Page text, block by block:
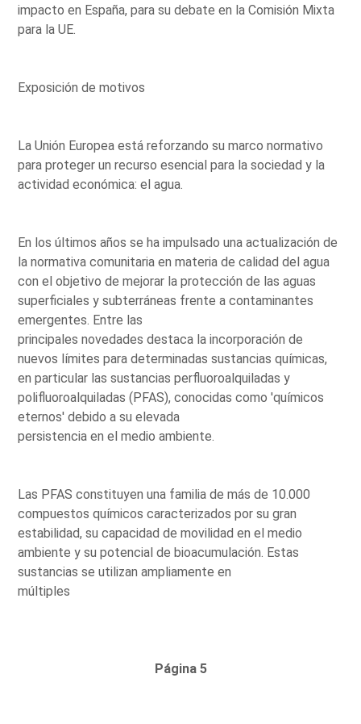
impacto en España, para su debate en la Comisión Mixta
para la UE.
Exposición de motivos
La Unión Europea está reforzando su marco normativo
para proteger un recurso esencial para la sociedad y la
actividad económica: el agua.
En los últimos años se ha impulsado una actualización de
la normativa comunitaria en materia de calidad del agua
con el objetivo de mejorar la protección de las aguas
superficiales y subterráneas frente a contaminantes
emergentes. Entre las
principales novedades destaca la incorporación de
nuevos límites para determinadas sustancias químicas,
en particular las sustancias perfluoroalquiladas y
polifluoroalquiladas (PFAS), conocidas como 'químicos
eternos' debido a su elevada
persistencia en el medio ambiente.
Las PFAS constituyen una familia de más de 10.000
compuestos químicos caracterizados por su gran
estabilidad, su capacidad de movilidad en el medio
ambiente y su potencial de bioacumulación. Estas
sustancias se utilizan ampliamente en
múltiples
Página 5